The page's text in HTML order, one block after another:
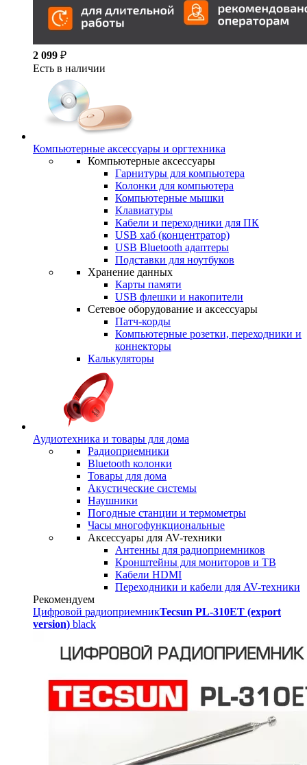
2 099 ₽
Есть в наличии
Компьютерные аксессуары и оргтехника
Компьютерные аксессуары
Гарнитуры для компьютера
Колонки для компьютера
Компьютерные мышки
Клавиатуры
Кабели и переходники для ПК
USB хаб (концентратор)
USB Bluetooth адаптеры
Подставки для ноутбуков
Хранение данных
Карты памяти
USB флешки и накопители
Сетевое оборудование и аксессуары
Патч-корды
Компьютерные розетки, переходники и
коннекторы
Калькуляторы
Аудиотехника и товары для дома
Радиоприемники
Bluetooth колонки
Товары для дома
Акустические системы
Наушники
Погодные станции и термометры
Часы многофункциональные
Аксессуары для AV-техники
Антенны для радиоприемников
Кронштейны для мониторов и ТВ
Кабели HDMI
Переходники и кабели для AV-техники
Рекомендуем
Цифровой радиоприемникTecsun PL-310ET (export
version) black